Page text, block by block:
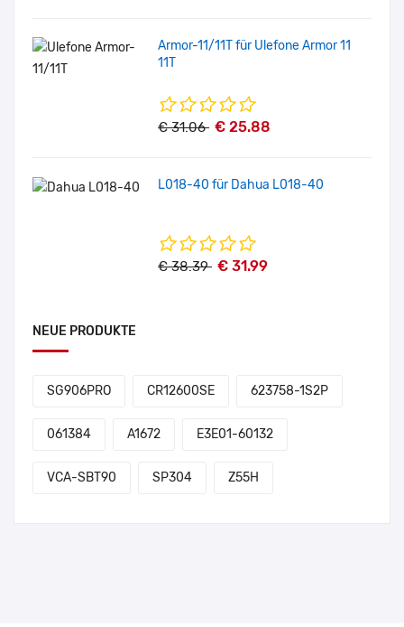
Armor-11/11T für Ulefone Armor 11
11T
€ 31.06 € 25.88
L018-40 für Dahua L018-40
€ 38.39 € 31.99
NEUE PRODUKTE
SG906PRO CR12600SE 623758-1S2P
061384 A1672 E3E01-60132
VCA-SBT90 SP304 Z55H